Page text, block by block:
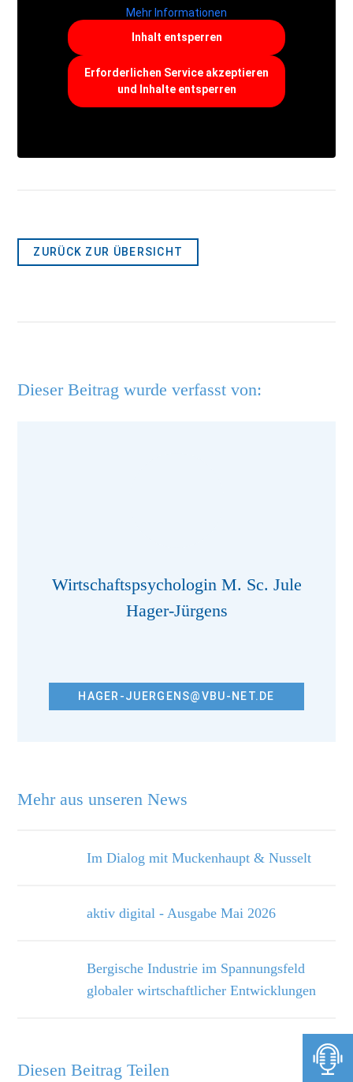
Mehr Informationen
Inhalt entsperren
Erforderlichen Service akzeptieren
und Inhalte entsperren
ZURÜCK ZUR ÜBERSICHT
Mehr aus unseren News
Im Dialog mit Muckenhaupt & Nusselt
aktiv digital - Ausgabe Mai 2026
Bergische Industrie im Spannungsfeld
globaler wirtschaftlicher Entwicklungen
Dieser Beitrag wurde verfasst von:
Wirtschaftspsychologin M. Sc. Jule
Hager-Jürgens
HAGER-JUERGENS@VBU-NET.DE
Diesen Beitrag Teilen